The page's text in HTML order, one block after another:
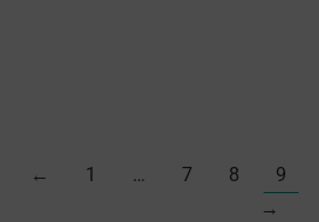
← 1 … 7 8 9
→